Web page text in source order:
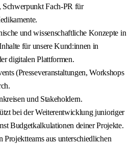
Fach-PR für
und wissenschaftliche Konzepte in
für unsere Kund:innen in
digitalen Plattformen.
(Presseveranstaltungen, Workshops
und Stakeholdern.
bei der Weiterentwicklung junioriger
Budgetkalkulationen deiner Projekte.
Projektteams aus unterschiedlichen